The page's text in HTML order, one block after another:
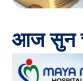
आज सुन